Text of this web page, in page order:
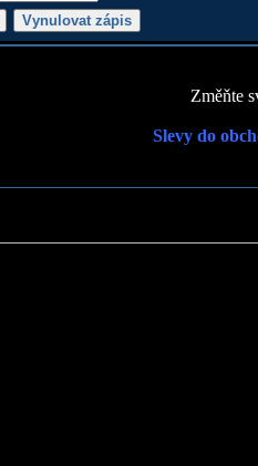
Změňte
Slevy do